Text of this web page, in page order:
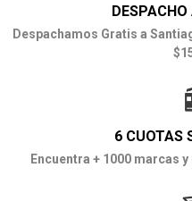
Despachamos Gratis a
6 CUOTAS
Encuentra + 1000 marcas